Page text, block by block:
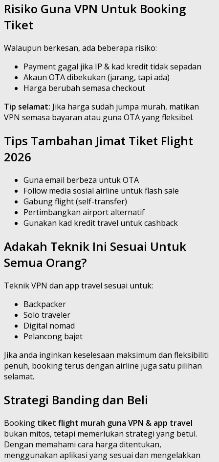
Risiko Guna VPN Untuk Booking
Tiket
Walaupun berkesan, ada beberapa risiko:
Payment gagal jika IP & kad kredit tidak sepadan
Akaun OTA dibekukan (jarang, tapi ada)
Harga berubah semasa checkout
Tip selamat: Jika harga sudah jumpa murah, matikan
VPN semasa bayaran atau guna OTA yang fleksibel.
Tips Tambahan Jimat Tiket Flight
2026
Guna email berbeza untuk OTA
Follow media sosial airline untuk flash sale
Gabung flight (self-transfer)
Pertimbangkan airport alternatif
Gunakan kad kredit travel untuk cashback
Adakah Teknik Ini Sesuai Untuk
Semua Orang?
Teknik VPN dan app travel sesuai untuk:
Backpacker
Solo traveler
Digital nomad
Pelancong bajet
Jika anda inginkan keselesaan maksimum dan fleksibiliti
penuh, booking terus dengan airline juga satu pilihan
selamat.
Strategi Banding dan Beli
Booking tiket flight murah guna VPN & app travel
bukan mitos, tetapi memerlukan strategi yang betul.
Dengan memahami cara harga ditentukan,
menggunakan aplikasi yang sesuai dan mengelakkan